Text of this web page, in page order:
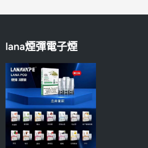
lana煙彈電子煙